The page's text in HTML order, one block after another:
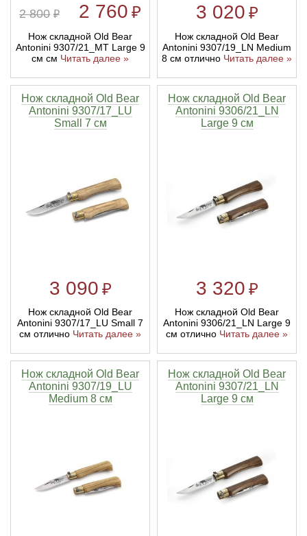
2 800 ₽ 2 760 ₽
Нож складной Old Bear
Antonini 9307/21_MT Large 9
см см Читать далее »
3 020 ₽
Нож складной Old Bear
Antonini 9307/19_LN Medium
8 см отлично Читать далее »
Нож складной Old Bear
Antonini 9307/17_LU
Small 7 см
3 090 ₽
Нож складной Old Bear
Antonini 9307/17_LU Small 7
см отлично Читать далее »
Нож складной Old Bear
Antonini 9306/21_LN
Large 9 см
3 320 ₽
Нож складной Old Bear
Antonini 9306/21_LN Large 9
см отлично Читать далее »
Нож складной Old Bear
Antonini 9307/19_LU
Medium 8 см
Нож складной Old Bear
Antonini 9307/21_LN
Large 9 см
Кликеры для лука
Плунжеры для лука
Киссеры для лука